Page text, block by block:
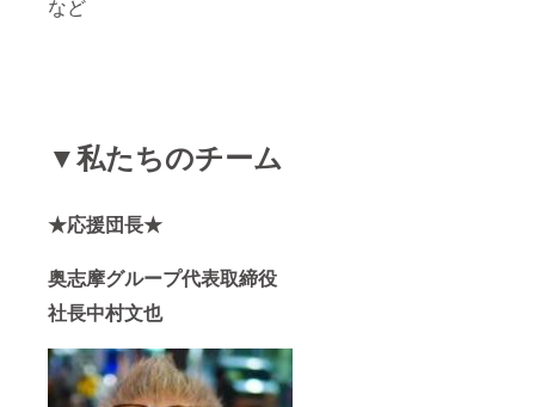
など
▼私たちのチーム
★応援団長★
奥志摩グループ代表取締役
社長中村文也